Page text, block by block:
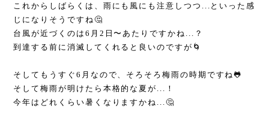
これからしばらくは、雨にも風にも注意しつつ...といった感
じになりそうですね🤔
台風が近づくのは6月2日〜あたりですかね...？
到達する前に消滅してくれると良いのですが🌀
そしてもうすぐ6月なので、そろそろ梅雨の時期ですね🐸
そして梅雨が明けたら本格的な夏が...！
今年はどれくらい暑くなりますかね...🤔